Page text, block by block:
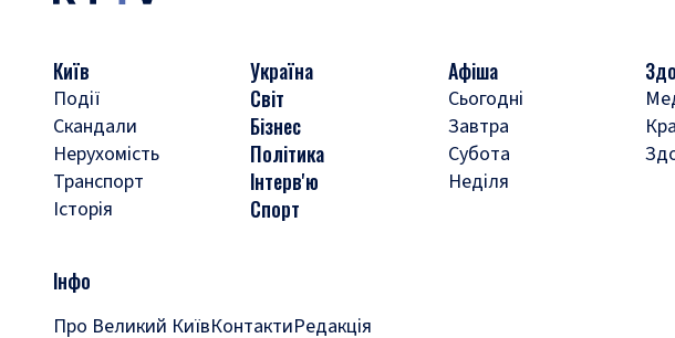
Київ
Події
Скандали
Нерухомість
Транспорт
Історія
Україна
Світ
Бізнес
Політика
Інтерв'ю
Спорт
Афіша
Сьогодні
Завтра
Субота
Неділя
Інфо
Про Великий КиївКонтактиРедакція